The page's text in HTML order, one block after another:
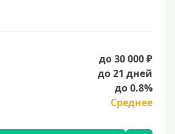
до 30 000 ₽
до 21 дней
до 0.8%
Среднее